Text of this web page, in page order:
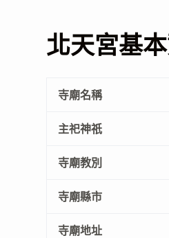
北天宮基
寺廟名稱
主祀神祇
寺廟教別
寺廟縣市
寺廟地址